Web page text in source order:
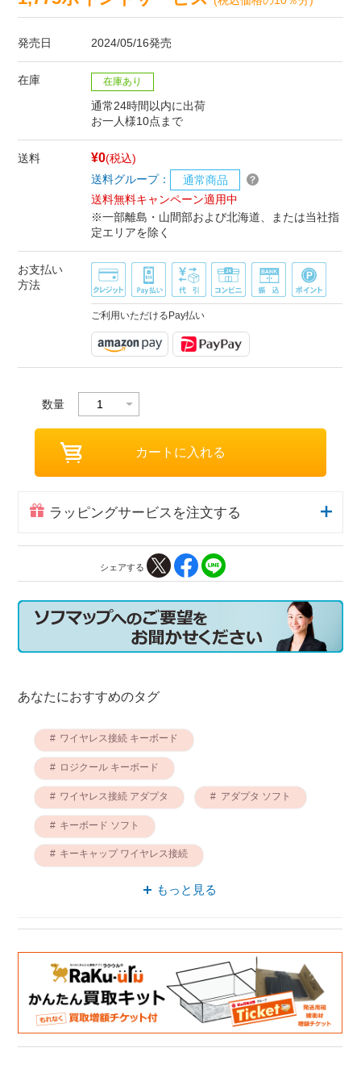
発売日 2024/05/16発売
在庫 在庫あり
通常24時間以内に出荷
お一人様10点まで
送料 ¥0(税込)
送料グループ：
通常商品
送料無料キャンペーン適用中
※一部離島・山間部および北海道、または当社指
定エリアを除く
お支払い
方法
ご利用いただけるPay払い
数量
ラッピングサービスを注文する
シェアする
あなたにおすすめのタグ
ワイヤレス接続 キーボード
ロジクール キーボード
ワイヤレス接続 アダプタ アダプタ ソフト
キーボード ソフト
キーキャップ ワイヤレス接続
もっと見る